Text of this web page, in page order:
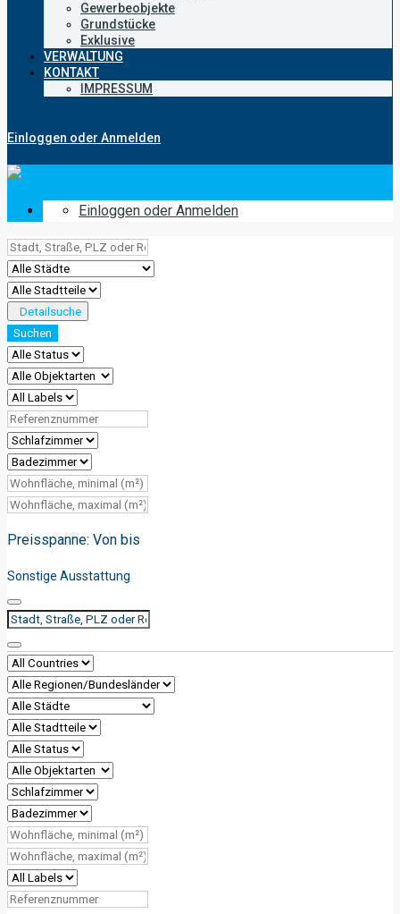
Gewerbeobjekte
Grundstücke
Exklusive
VERWALTUNG
KONTAKT
IMPRESSUM
Einloggen oder Anmelden
Einloggen oder Anmelden
Detailsuche
Suchen
Preisspanne: Von bis
Sonstige Ausstattung